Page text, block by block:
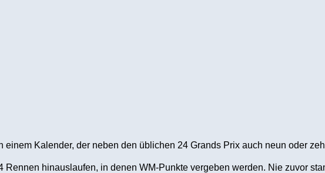
Kalender, der neben den üblichen 24 Grands Prix auch neun oder
hinauslaufen, in denen WM-Punkte vergeben werden. Nie zuvor